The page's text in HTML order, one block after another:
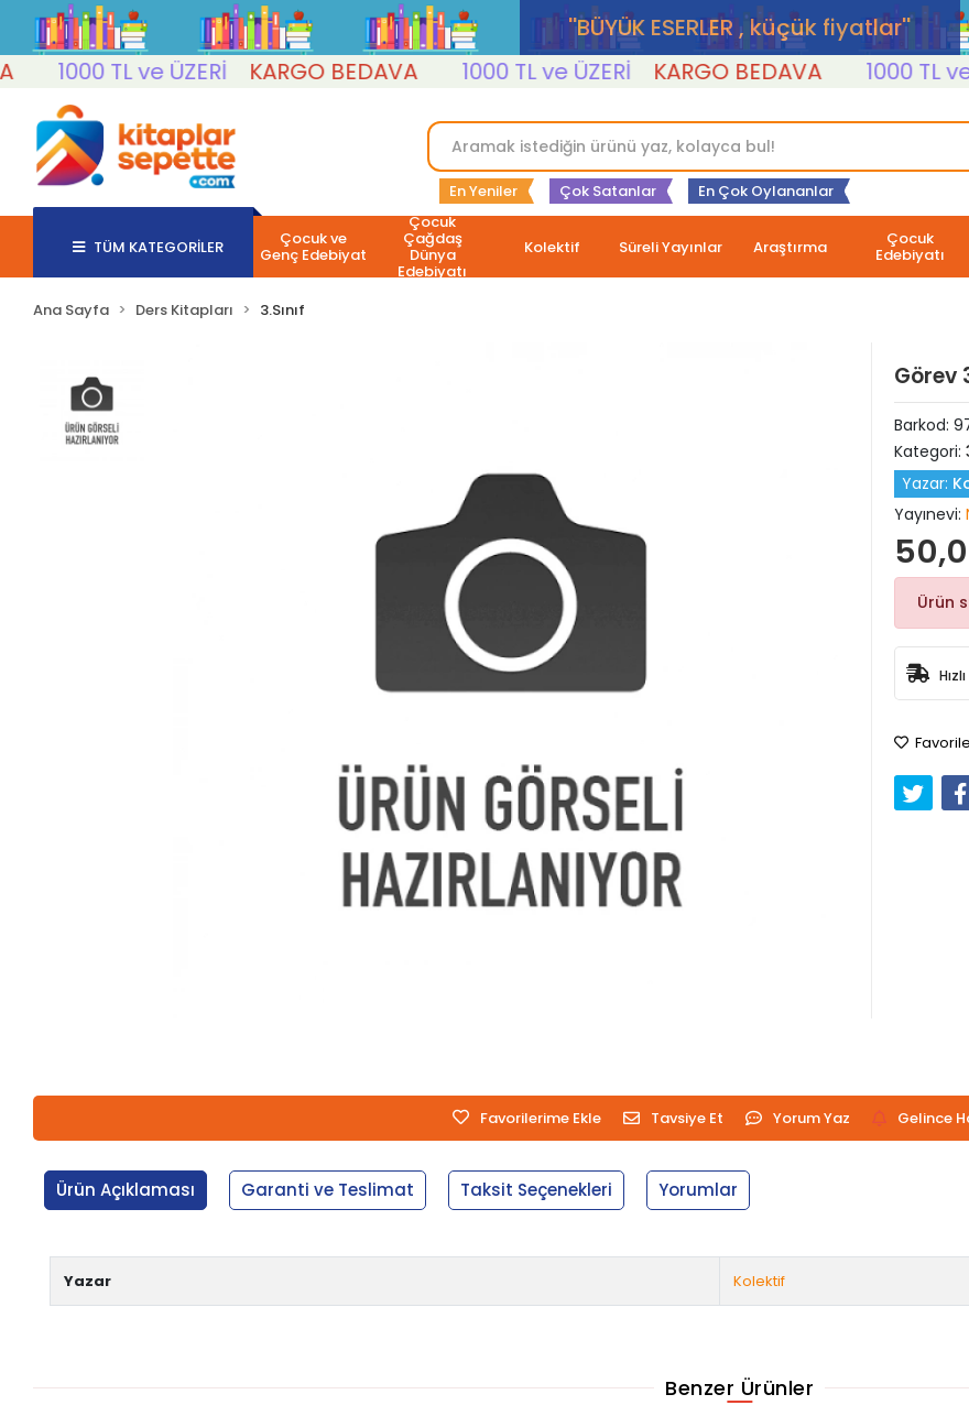
''BÜYÜK ESERLER , küçük fiyatlar''
1000 TL ve ÜZERİ
KARGO BEDAVA 1000 TL ve ÜZERİ KARGO BEDAVA 1000 TL ve
En Yeniler Çok Satanlar En Çok Oylananlar
TÜM KATEGORİLER Çocuk ve
Genç Edebiyat
Çocuk
Çağdaş
Dünya
Edebiyatı
Kolektif Süreli Yayınlar Araştırma Çocuk
Edebiyatı
Ana Sayfa Ders Kitapları 3.Sınıf
Görev
Barkod:
Kategori:
Yazar:
Yayınevi:
Ürün
Favorilerime Ekle Tavsiye Et Yorum Yaz Gelince
Ürün Açıklaması Garanti ve Teslimat Taksit Seçenekleri Yorumlar
Yazar Kolektif
Benzer Ürünler